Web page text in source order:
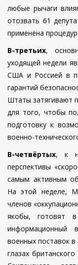
любые рычаги
отозвать 61
применена
В-третьих,
уходящей недели
США и Россией в
гарантий
Штаты затягивают
для того, чтобы
подготовку к
военно-
В-четвёртых, к
перспективы
самым активным
На этой неделе,
членов
якобы, готовят
информационный
военных поставок
глазах